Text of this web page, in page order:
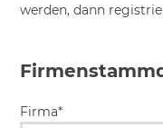
werden, dann
Firma*